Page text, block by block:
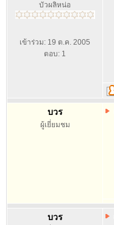
บัวผลิหน่อ
เข้าร่วม: 19 ต.ค. 2005
ตอบ: 1
บวร
ผู้เยี่ยมชม
บวร